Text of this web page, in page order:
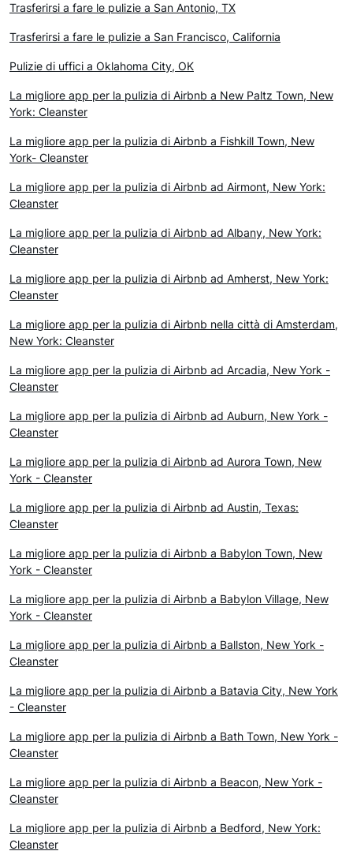
Trasferirsi a fare le pulizie a San Antonio, TX
Trasferirsi a fare le pulizie a San Francisco, California
Pulizie di uffici a Oklahoma City, OK
La migliore app per la pulizia di Airbnb a New Paltz Town, New
York: Cleanster
La migliore app per la pulizia di Airbnb a Fishkill Town, New
York- Cleanster
La migliore app per la pulizia di Airbnb ad Airmont, New York:
Cleanster
La migliore app per la pulizia di Airbnb ad Albany, New York:
Cleanster
La migliore app per la pulizia di Airbnb ad Amherst, New York:
Cleanster
La migliore app per la pulizia di Airbnb nella città di Amsterdam,
New York: Cleanster
La migliore app per la pulizia di Airbnb ad Arcadia, New York -
Cleanster
La migliore app per la pulizia di Airbnb ad Auburn, New York -
Cleanster
La migliore app per la pulizia di Airbnb ad Aurora Town, New
York - Cleanster
La migliore app per la pulizia di Airbnb ad Austin, Texas:
Cleanster
La migliore app per la pulizia di Airbnb a Babylon Town, New
York - Cleanster
La migliore app per la pulizia di Airbnb a Babylon Village, New
York - Cleanster
La migliore app per la pulizia di Airbnb a Ballston, New York -
Cleanster
La migliore app per la pulizia di Airbnb a Batavia City, New York
- Cleanster
La migliore app per la pulizia di Airbnb a Bath Town, New York -
Cleanster
La migliore app per la pulizia di Airbnb a Beacon, New York -
Cleanster
La migliore app per la pulizia di Airbnb a Bedford, New York:
Cleanster